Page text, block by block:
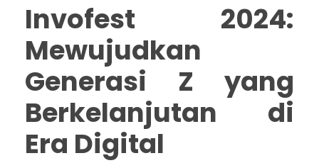
Invofest 2024:
Mewujudkan
Generasi Z yang
Berkelanjutan di
Era Digital